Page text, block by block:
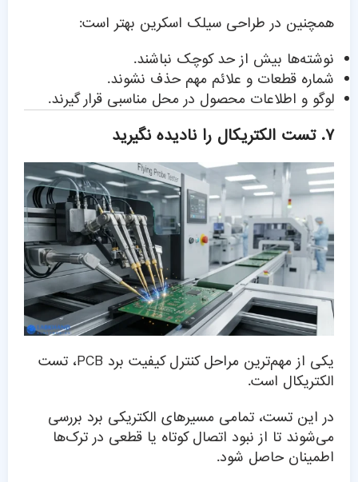
همچنین در طراحی سیلک اسکرین بهتر است:
نوشته‌ها بیش از حد کوچک نباشند.
شماره قطعات و علائم مهم حذف نشوند.
لوگو و اطلاعات محصول در محل مناسبی قرار گیرند.
۷. تست الکتریکال را نادیده نگیرید
یکی از مهم‌ترین مراحل کنترل کیفیت برد PCB، تست
الکتریکال است.
در این تست، تمامی مسیرهای الکتریکی برد بررسی
می‌شوند تا از نبود اتصال کوتاه یا قطعی در ترک‌ها
اطمینان حاصل شود.